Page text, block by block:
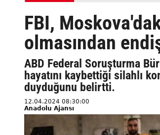
FBI,
olmasından
ABD Federal Soruşturma
hayatını kaybettiği silahlı
duyduğunu belirtti.
12.04.2024 08:30:00
Anadolu Ajansı